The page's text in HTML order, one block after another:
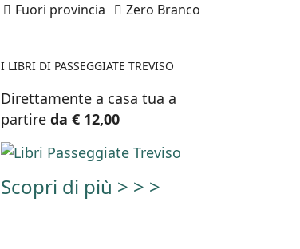
Fuori provincia
Zero Branco
I LIBRI DI PASSEGGIATE TREVISO
Direttamente a casa tua a
partire da € 12,00
Scopri di più > > >